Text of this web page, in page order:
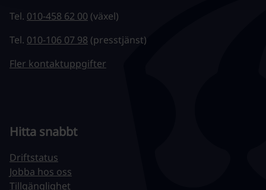
Tel. 010-458 62 00 (växel)
Tel. 010-106 07 98 (presstjänst)
Fler kontaktuppgifter
Hitta snabbt
Driftstatus
Jobba hos oss
Tillgänglighet